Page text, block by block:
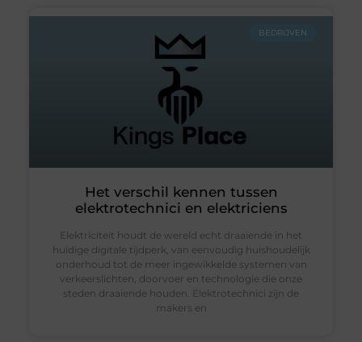
BEDRIJVEN
Het verschil kennen tussen
elektrotechnici en elektriciens
Elektriciteit houdt de wereld echt draaiende in het
huidige digitale tijdperk, van eenvoudig huishoudelijk
onderhoud tot de meer ingewikkelde systemen van
verkeerslichten, doorvoer en technologie die onze
steden draaiende houden. Elektrotechnici zijn de
makers en